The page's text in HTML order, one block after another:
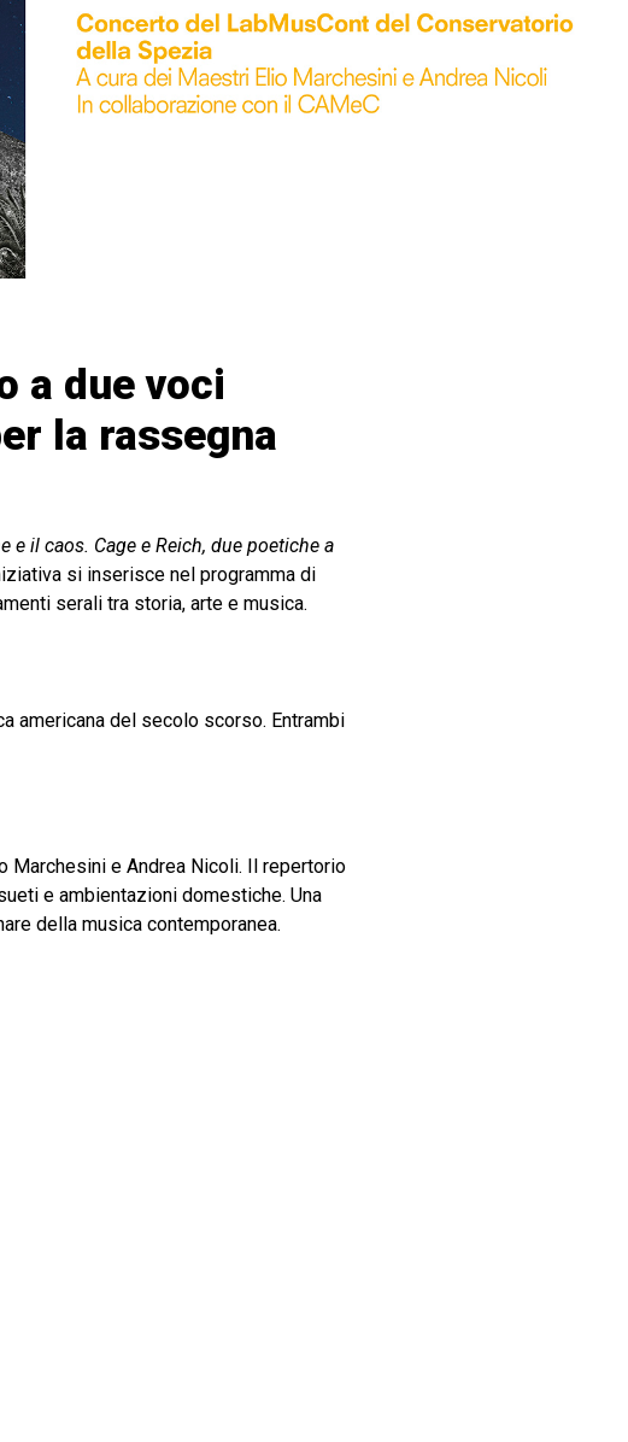
a due voci
la rassegna
e il caos. Cage e Reich, due poetiche a
si inserisce nel programma di
serali tra storia, arte e musica.
americana del secolo scorso. Entrambi
Marchesini e Andrea Nicoli. Il repertorio
e ambientazioni domestiche. Una
della musica contemporanea.